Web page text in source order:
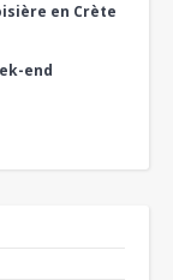
en Crète
end